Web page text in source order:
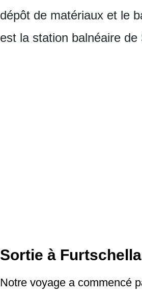
dépôt de matériaux et le
est la station balnéaire de
Sortie à
Notre voyage a commencé